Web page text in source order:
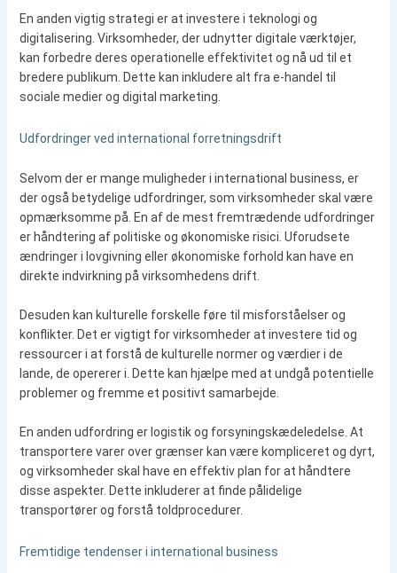
En anden vigtig strategi er at investere i teknologi og
digitalisering. Virksomheder, der udnytter digitale værktøjer,
kan forbedre deres operationelle effektivitet og nå ud til et
bredere publikum. Dette kan inkludere alt fra e-handel til
sociale medier og digital marketing.
Udfordringer ved international forretningsdrift
Selvom der er mange muligheder i international business, er
der også betydelige udfordringer, som virksomheder skal være
opmærksomme på. En af de mest fremtrædende udfordringer
er håndtering af politiske og økonomiske risici. Uforudsete
ændringer i lovgivning eller økonomiske forhold kan have en
direkte indvirkning på virksomhedens drift.
Desuden kan kulturelle forskelle føre til misforståelser og
konflikter. Det er vigtigt for virksomheder at investere tid og
ressourcer i at forstå de kulturelle normer og værdier i de
lande, de opererer i. Dette kan hjælpe med at undgå potentielle
problemer og fremme et positivt samarbejde.
En anden udfordring er logistik og forsyningskædeledelse. At
transportere varer over grænser kan være kompliceret og dyrt,
og virksomheder skal have en effektiv plan for at håndtere
disse aspekter. Dette inkluderer at finde pålidelige
transportører og forstå toldprocedurer.
Fremtidige tendenser i international business